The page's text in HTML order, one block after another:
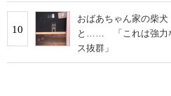
10
おばあちゃん家の柴
と…… 「これは強力
ス抜群」